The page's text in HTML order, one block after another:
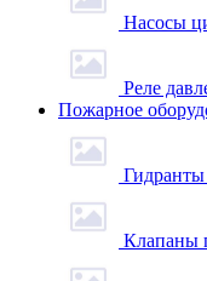
Насосы
Реле
Пожарное
Клапаны